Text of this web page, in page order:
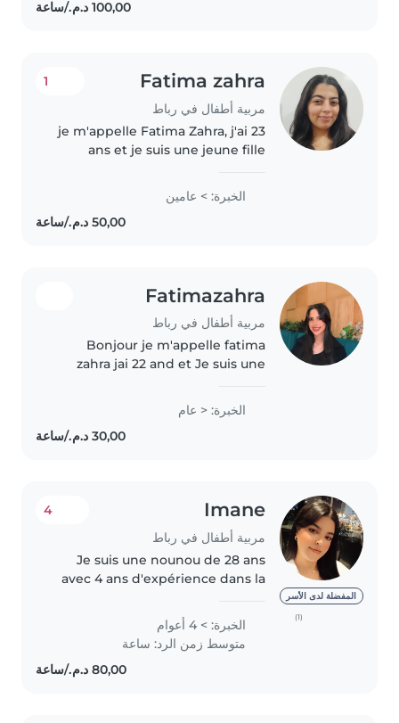
particuliers comme l'autisme.
Fatima zahra
مربية أطفال في رباط
1
je m'appelle Fatima Zahra, j'ai 23
ans et je suis une jeune fille
j'ai une personnalité douce et
الخبرة: > عامين
Fatimazahra
مربية أطفال في رباط
Bonjour je m'appelle fatima
zahra jai 22 and et Je suis une
responsable. J'aime m'occuper
des enfants et veiller à leur bien-
être. Je peux jouer avec..
الخبرة: < عام
المفضلة لدى الأسر
(1)
Imane
مربية أطفال في رباط
4
Je suis une nounou de 28 ans
avec 4 ans d'expérience dans la
des bébés aux enfants d'âge
scolaire. Je suis à l'aise avec une
variété de tâches, comme..
الخبرة: > 4 أعوام
متوسط زمن الرد: ساعة